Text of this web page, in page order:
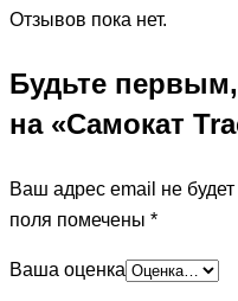
Отзывов пока нет.
Будьте
на «Самокат
Ваш адрес email не будет
поля помечены *
Ваша оценка